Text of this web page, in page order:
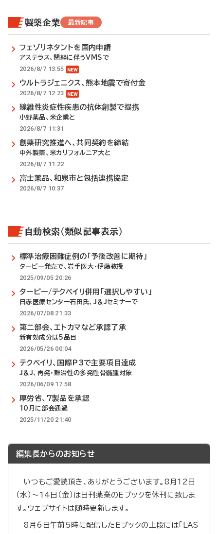
製薬企業 最新記事
フェゾリネタントを国内申請
アステラス、閉経に伴うVMSで
2026/8/7 13:55
ウルトラジェニクス、熊本地震で寄付金
2026/8/7 12:23
線維性炎症性疾患の抗体創製で提携
小野薬品、米企業と
2026/8/7 11:31
創薬研究推進へ、共同契約を締結
中外製薬、米カリフォルニア大と
2026/8/7 11:22
富士薬品、和泉市と包括連携協定
2026/8/7 10:37
自動検索（類似記事表示）
標準治療困難症例の「予後改善に期待」
タービー発売で、岩手医大・伊藤教授
2025/09/05 20:26
タービー/テクベイリ併用「選択しやすい」
日赤医療センター石田氏、J＆Jセミナーで
2026/07/08 21:33
第二部会、エトカマなど承認了承
新有効成分は5品目
2026/05/26 00:04
テクベイリ、国際P3で主要項目達成
J＆J、再発・難治性の多発性骨髄腫対象
2026/06/09 17:58
厚労省、7製品を承認
10月に部会通過
2025/11/20 21:40
編集長からのお知らせ
いつもご愛読頂き、ありがとうございます。8月12日
（水）～14日（金）は日刊薬業のEブックを休刊に致しま
す。ウェブサイトは随時更新します。
8月6日午前5時に配信したEブックの上段には「LAS